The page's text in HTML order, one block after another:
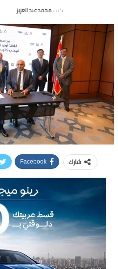
كتب محمد عبد العزيز
شارك Facebook